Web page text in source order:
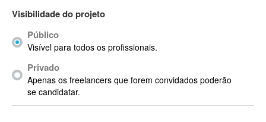
ACT
Actian
Actimize
ActionScript
ActionScript 3
Visibilidade do projeto
Público
Visível para todos os profissionais.
Privado
Apenas os freelancers que forem convidados poderão
se candidatar.